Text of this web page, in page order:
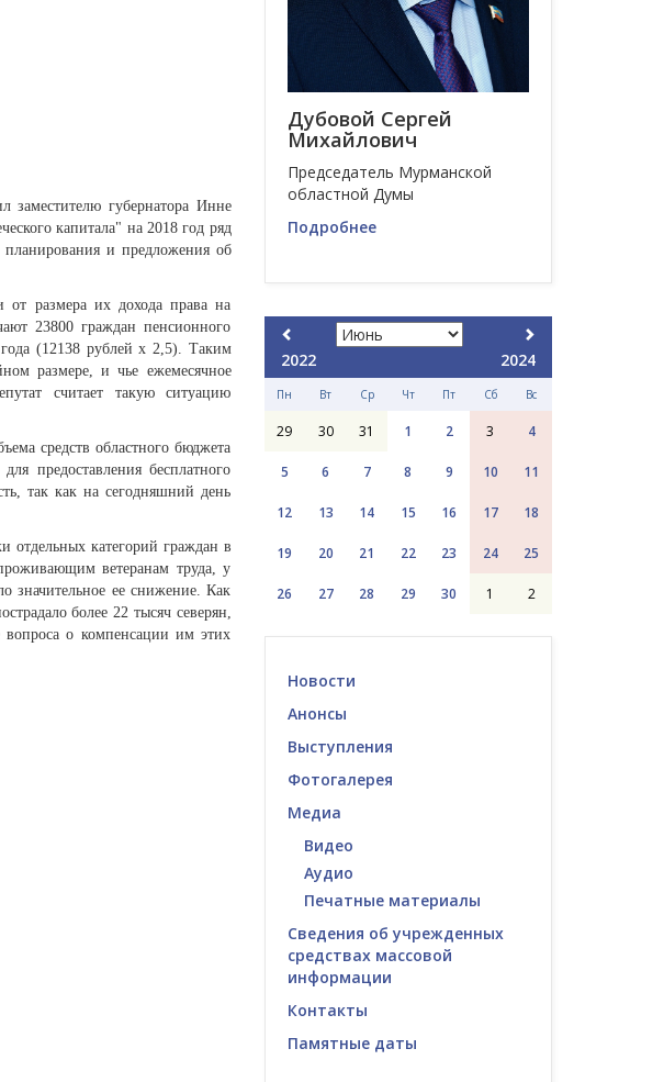
губернатора Инне
капитала" на 2018 год ряд
и предложения об
от размера их дохода права на
23800 граждан пенсионного
(12138 рублей х 2,5). Таким
размере, и чье ежемесячное
считает такую ситуацию
средств областного бюджета
предоставления бесплатного
так как на сегодняшний день
отдельных категорий граждан в
ветеранам труда, у
значительное ее снижение. Как
более 22 тысяч северян,
вопроса о компенсации им этих
Дубовой Сергей
Михайлович
Председатель Мурманской
областной Думы
Подробнее
2022 2024
Пн Вт Ср Чт Пт Сб Вс
29 30 31 1 2 3 4
5 6 7 8 9 10 11
12 13 14 15 16 17 18
19 20 21 22 23 24 25
26 27 28 29 30 1 2
Новости
Анонсы
Выступления
Фотогалерея
Медиа
Видео
Аудио
Печатные материалы
Сведения об учрежденных
средствах массовой
информации
Контакты
Памятные даты